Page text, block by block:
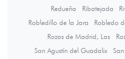
Redueña
Ribatejada
Robledillo de la Jara
Robledo
Rozas de Madrid, Las
San Agustín del Guadalix